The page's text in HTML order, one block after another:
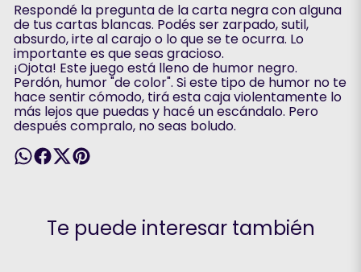
Respondé la pregunta de la carta negra con alguna
de tus cartas blancas. Podés ser zarpado, sutil,
absurdo, irte al carajo o lo que se te ocurra. Lo
importante es que seas gracioso.
¡Ojota! Este juego está lleno de humor negro.
Perdón, humor "de color". Si este tipo de humor no te
hace sentir cómodo, tirá esta caja violentamente lo
más lejos que puedas y hacé un escándalo. Pero
después compralo, no seas boludo.
Te puede interesar también